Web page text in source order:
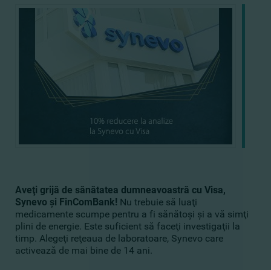
Aveţi grijă de sănătatea dumneavoastră cu Visa,
Synevo şi FinComBank! Nu trebuie să luaţi
medicamente scumpe pentru a fi sănătoşi şi a vă simţi
plini de energie. Este suficient să faceţi investigaţii la
timp. Alegeţi reţeaua de laboratoare, Synevo care
activează de mai bine de 14 ani.